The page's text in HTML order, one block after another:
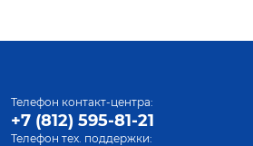
Телефон контакт-центра:
+7 (812) 595-81-21
Телефон тех. поддержки: